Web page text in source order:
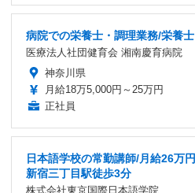
病院での栄養士・調理業務/栄養
医療法人社団健育会 湘南慶育病院
神奈川県
月給18万5,000円～25万円
正社員
日本語学校の常勤講師/月給26万
新宿三丁目駅徒歩3分
株式会社東京国際日本語学院